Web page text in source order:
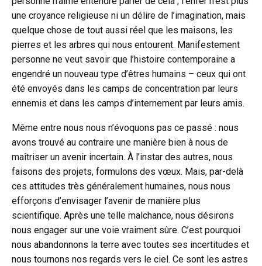
une croyance religieuse ni un délire de l’imagination, mais
quelque chose de tout aussi réel que les maisons, les
pierres et les arbres qui nous entourent. Manifestement
personne ne veut savoir que l’histoire contemporaine a
engendré un nouveau type d’êtres humains – ceux qui ont
été envoyés dans les camps de concentration par leurs
ennemis et dans les camps d’internement par leurs amis.
Même entre nous nous n’évoquons pas ce passé : nous
avons trouvé au contraire une manière bien à nous de
maîtriser un avenir incertain. À l’instar des autres, nous
faisons des projets, formulons des vœux. Mais, par-delà
ces attitudes très généralement humaines, nous nous
efforçons d’envisager l’avenir de manière plus
scientifique. Après une telle malchance, nous désirons
nous engager sur une voie vraiment sûre. C’est pourquoi
nous abandonnons la terre avec toutes ses incertitudes et
nous tournons nos regards vers le ciel. Ce sont les astres